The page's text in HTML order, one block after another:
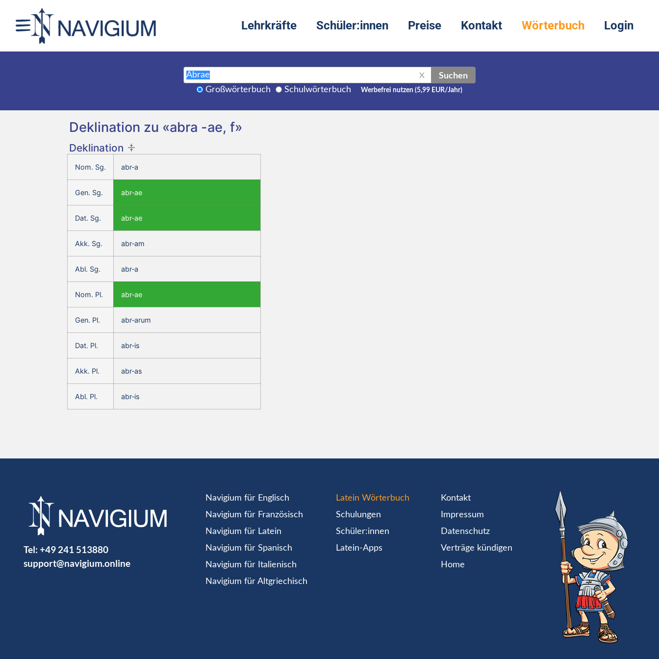
Lehrkräfte Schüler:innen Preise Kontakt Wörterbuch Login
X Suchen
Großwörterbuch Schulwörterbuch Werbefrei nutzen (5,99 EUR/Jahr)
Deklination zu «abra -ae, f»
Deklination
Nom. Sg. abr‑a
Gen. Sg. abr‑ae
Dat. Sg. abr‑ae
Akk. Sg. abr‑am
Abl. Sg. abr‑a
Nom. Pl. abr‑ae
Gen. Pl. abr‑arum
Dat. Pl. abr‑is
Akk. Pl. abr‑as
Abl. Pl. abr‑is
Tel: +49 241 513880
support@navigium.online
Navigium für Englisch
Navigium für Französisch
Navigium für Latein
Navigium für Spanisch
Navigium für Italienisch
Navigium für Altgriechisch
Latein Wörterbuch
Schulungen
Schüler:innen
Latein-Apps
Kontakt
Impressum
Datenschutz
Verträge kündigen
Home